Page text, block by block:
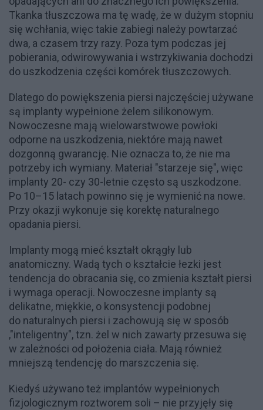
Tkanka tłuszczowa ma tę wadę, że w dużym stopniu
się wchłania, więc takie zabiegi należy powtarzać
dwa, a czasem trzy razy. Poza tym podczas jej
pobierania, odwirowywania i wstrzykiwania dochodzi
do uszkodzenia części komórek tłuszczowych.
Dlatego do powiększenia piersi najczęściej używane
są implanty wypełnione żelem silikonowym.
Nowoczesne mają wielowarstwowe powłoki
odporne na uszkodzenia, niektóre mają nawet
dozgonną gwarancję. Nie oznacza to, że nie ma
potrzeby ich wymiany. Materiał "starzeje się", więc
implanty 20- czy 30-letnie często są uszkodzone.
Po 10–15 latach powinno się je wymienić na nowe.
Przy okazji wykonuje się korektę naturalnego
opadania piersi.
Implanty mogą mieć kształt okrągły lub
anatomiczny. Wadą tych o kształcie łezki jest
tendencja do obracania się, co zmienia kształt piersi
i wymaga operacji. Nowoczesne implanty są
delikatne, miękkie, o konsystencji podobnej
do naturalnych piersi i zachowują się w sposób
,"inteligentny", tzn. żel w nich zawarty przesuwa się
w zależności od położenia ciała. Mają również
mniejszą tendencję do marszczenia się.
Kiedyś używano też implantów wypełnionych
fizjologicznym roztworem soli – nie przyjęły się